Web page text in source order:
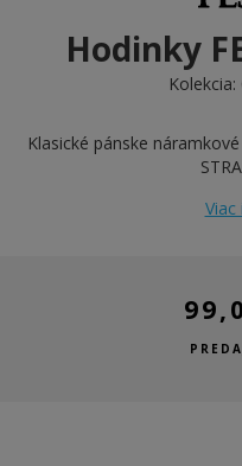
Hodinky
Kolekcia:
Klasické pánske
Viac